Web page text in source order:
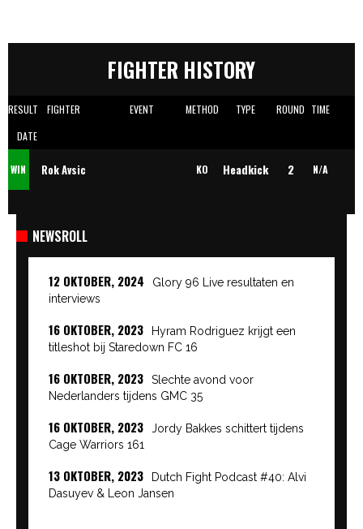
FIGHTER HISTORY
RESULT FIGHTER EVENT METHOD TYPE ROUND TIME
DATE
WIN Rok Avsic KO Headkick 2 N/A
NEWSROLL
12 OKTOBER, 2024
Glory 96 Live resultaten en
interviews
16 OKTOBER, 2023
Hyram Rodriguez krijgt een
titleshot bij Staredown FC 16
16 OKTOBER, 2023
Slechte avond voor
Nederlanders tijdens GMC 35
16 OKTOBER, 2023
Jordy Bakkes schittert tijdens
Cage Warriors 161
13 OKTOBER, 2023
Dutch Fight Podcast #40: Alvi
Dasuyev & Leon Jansen